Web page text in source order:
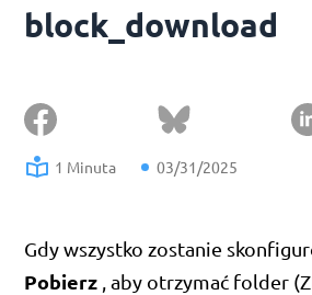
block_download
1 Minuta 03/31/2025
Gdy wszystko zostanie
Pobierz , aby otrzymać folder